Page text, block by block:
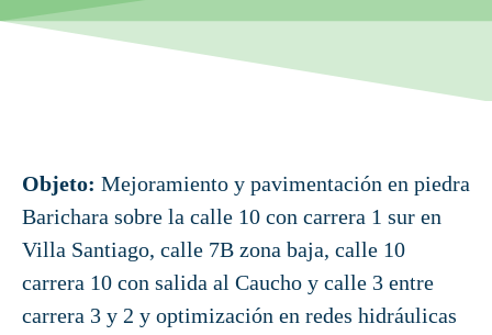
Objeto: Mejoramiento y pavimentación en piedra
Barichara sobre la calle 10 con carrera 1 sur en
Villa Santiago, calle 7B zona baja, calle 10
carrera 10 con salida al Caucho y calle 3 entre
carrera 3 y 2 y optimización en redes hidráulicas